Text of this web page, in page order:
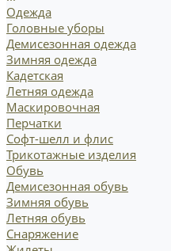
Одежда
Головные уборы
Демисезонная одежда
Зимняя одежда
Кадетская
Летняя одежда
Маскировочная
Перчатки
Софт-шелл и флис
Трикотажные изделия
Обувь
Демисезонная обувь
Зимняя обувь
Летняя обувь
Снаряжение